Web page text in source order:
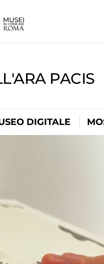
PACIS
DIGITALE